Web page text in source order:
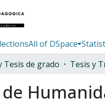
All of DSpace
Tesis de grado